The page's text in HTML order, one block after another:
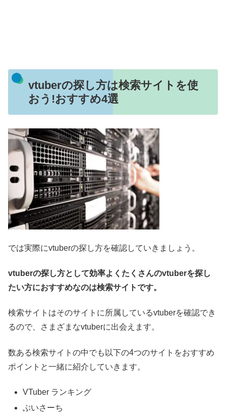
vtuberの探し方は検索サイトを使
おう!おすすめ4選
では実際にvtuberの探し方を確認していきましょう。
vtuberの探し方として効率よくたくさんのvtuberを探し
たい方におすすめなのは検索サイトです。
検索サイトはそのサイトに所属しているvtuberを確認でき
るので、さまざまなvtuberに出会えます。
数ある検索サイトの中でも以下の4つのサイトをおすすめ
ポイントと一緒に紹介していきます。
VTuber ランキング
ぶいさーち